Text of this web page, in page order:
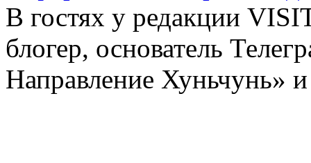
В гостях у редакции
блогер, основатель
Направление Хуньчунь»